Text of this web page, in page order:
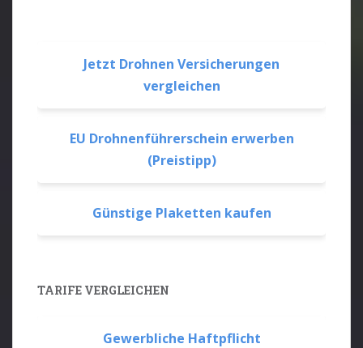
Jetzt Drohnen Versicherungen
vergleichen
EU Drohnenführerschein erwerben
(Preistipp)
Günstige Plaketten kaufen
TARIFE VERGLEICHEN
Gewerbliche Haftpflicht